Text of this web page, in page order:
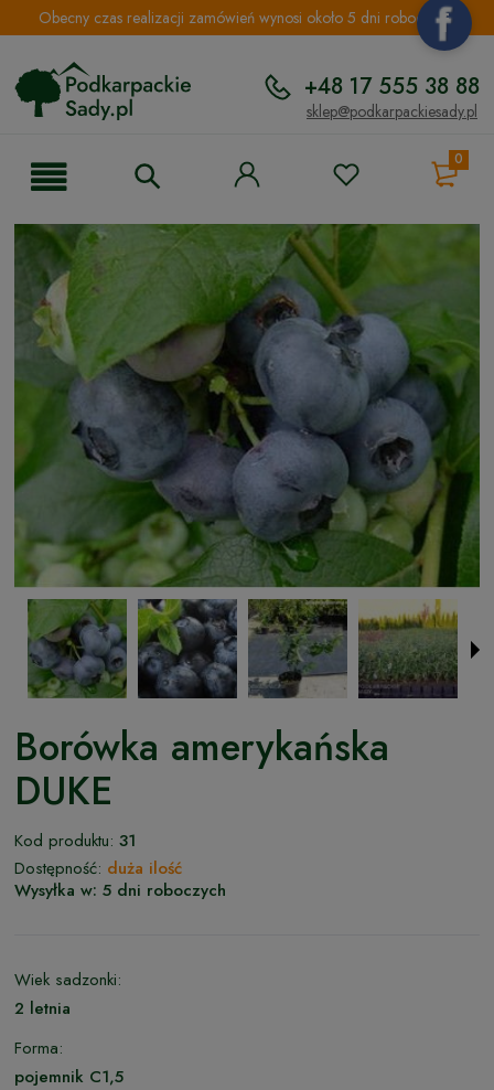
Obecny czas realizacji zamówień wynosi około 5 dni roboczych.
+48 17 555 38 88
sklep@podkarpackiesady.pl
0
Borówka amerykańska
DUKE
Kod produktu: 31
Dostępność: duża ilość
Wysyłka w: 5 dni roboczych
Wiek sadzonki:
2 letnia
Forma:
pojemnik C1,5